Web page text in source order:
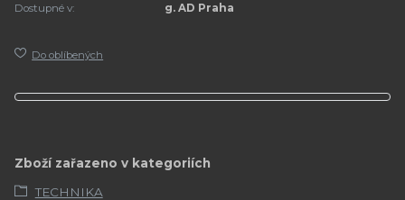
Dostupné v:
g. AD Praha
Do oblíbených
Zboží zařazeno v kategoriích
TECHNIKA